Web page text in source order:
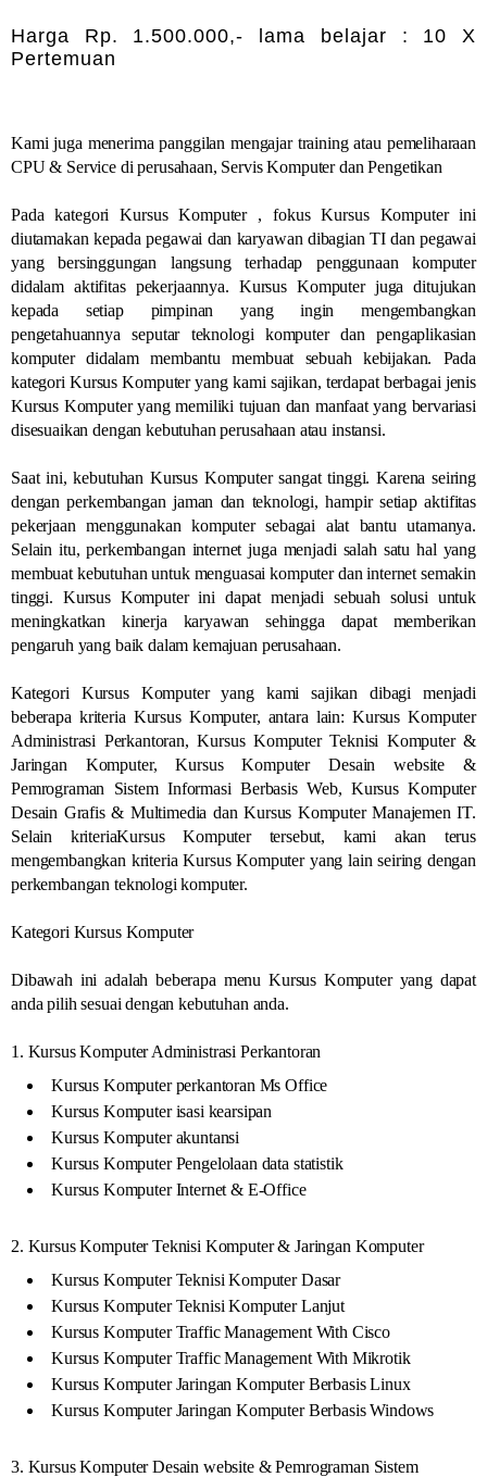
Harga Rp. 1.500.000,- lama belajar : 10 X
Pertemuan
Kami juga menerima panggilan mengajar training atau pemeliharaan
CPU & Service di perusahaan, Servis Komputer dan Pengetikan
Pada kategori Kursus Komputer , fokus Kursus Komputer ini
diutamakan kepada pegawai dan karyawan dibagian TI dan pegawai
yang bersinggungan langsung terhadap penggunaan komputer
didalam aktifitas pekerjaannya. Kursus Komputer juga ditujukan
kepada setiap pimpinan yang ingin mengembangkan
pengetahuannya seputar teknologi komputer dan pengaplikasian
komputer didalam membantu membuat sebuah kebijakan. Pada
kategori Kursus Komputer yang kami sajikan, terdapat berbagai jenis
Kursus Komputer yang memiliki tujuan dan manfaat yang bervariasi
disesuaikan dengan kebutuhan perusahaan atau instansi.
Saat ini, kebutuhan Kursus Komputer sangat tinggi. Karena seiring
dengan perkembangan jaman dan teknologi, hampir setiap aktifitas
pekerjaan menggunakan komputer sebagai alat bantu utamanya.
Selain itu, perkembangan internet juga menjadi salah satu hal yang
membuat kebutuhan untuk menguasai komputer dan internet semakin
tinggi. Kursus Komputer ini dapat menjadi sebuah solusi untuk
meningkatkan kinerja karyawan sehingga dapat memberikan
pengaruh yang baik dalam kemajuan perusahaan.
Kategori Kursus Komputer yang kami sajikan dibagi menjadi
beberapa kriteria Kursus Komputer, antara lain: Kursus Komputer
Administrasi Perkantoran, Kursus Komputer Teknisi Komputer &
Jaringan Komputer, Kursus Komputer Desain website &
Pemrograman Sistem Informasi Berbasis Web, Kursus Komputer
Desain Grafis & Multimedia dan Kursus Komputer Manajemen IT.
Selain kriteriaKursus Komputer tersebut, kami akan terus
mengembangkan kriteria Kursus Komputer yang lain seiring dengan
perkembangan teknologi komputer.
Kategori Kursus Komputer
Dibawah ini adalah beberapa menu Kursus Komputer yang dapat
anda pilih sesuai dengan kebutuhan anda.
1. Kursus Komputer Administrasi Perkantoran
Kursus Komputer perkantoran Ms Office
Kursus Komputer isasi kearsipan
Kursus Komputer akuntansi
Kursus Komputer Pengelolaan data statistik
Kursus Komputer Internet & E-Office
2. Kursus Komputer Teknisi Komputer & Jaringan Komputer
Kursus Komputer Teknisi Komputer Dasar
Kursus Komputer Teknisi Komputer Lanjut
Kursus Komputer Traffic Management With Cisco
Kursus Komputer Traffic Management With Mikrotik
Kursus Komputer Jaringan Komputer Berbasis Linux
Kursus Komputer Jaringan Komputer Berbasis Windows
3. Kursus Komputer Desain website & Pemrograman Sistem